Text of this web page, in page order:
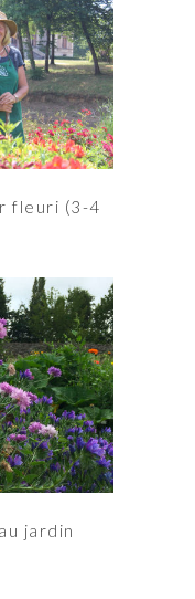
fleuri (3-4
jardin